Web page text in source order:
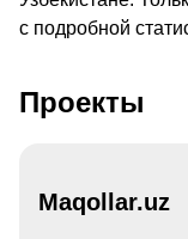
с подробной
Проекты
Maqollar.uz